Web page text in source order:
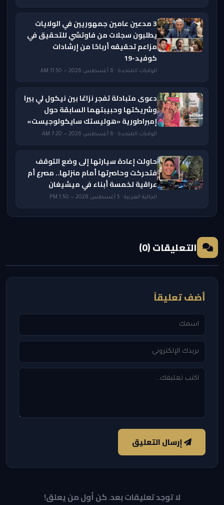
3 مدعين عامين جمهوريين في الولايات
يطلبون سجلات من فاوتشي للتحقيق في
مزاعم تحقيقه أرباحًا من إرشادات
كوفيد-19
الولايات المتحدة · 6 أغسطس 2026 — 11:50 AM
دعوى متبادلة تفجر نزاعًا بين نيكول لي بيرا
وشريكتها وحبيبتهما السابقة حول
إمبراطورية «هوليستك سايكولوجيست»
الولايات المتحدة · 6 أغسطس 2026 — 7:20 AM
حاولت إعادة سيارتها إلى وضع التوقف
فتحركت وحاصرتها أمام منزلها.. مصرع أم
عراقية لخمسة أبناء في ميشيغان
الجالية العربية · 5 أغسطس 2026 — 1:50 PM
التعليقات (0)
أضف تعليقاً
إرسال التعليق
لا توجد تعليقات بعد. كن أول من يعلق!